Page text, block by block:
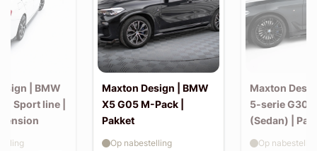
| BMW
Sport line |
Maxton Design | BMW
X5 G05 M-Pack |
Pakket
Op nabestelling
Maxton
5-serie G30
(Sedan) |
Op